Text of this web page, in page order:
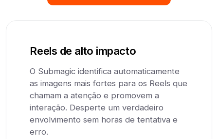
Reels de alto impacto
O Submagic identifica automaticamente
as imagens mais fortes para os Reels que
chamam a atenção e promovem a
interação. Desperte um verdadeiro
envolvimento sem horas de tentativa e
erro.